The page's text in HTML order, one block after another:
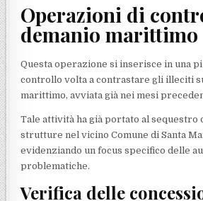
Operazioni di
demanio marittimo
Questa operazione si inserisce in una
controllo volta a contrastare gli illeciti
marittimo, avviata già nei mesi
Tale attività ha già portato al sequestro
strutture nel vicino Comune di Santa
evidenziando un focus specifico delle
problematiche.
Verifica delle